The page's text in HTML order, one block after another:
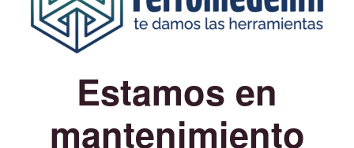
Estamos en
mantenimiento